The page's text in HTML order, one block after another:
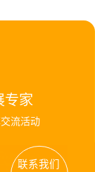
专家
流活动
联系我们